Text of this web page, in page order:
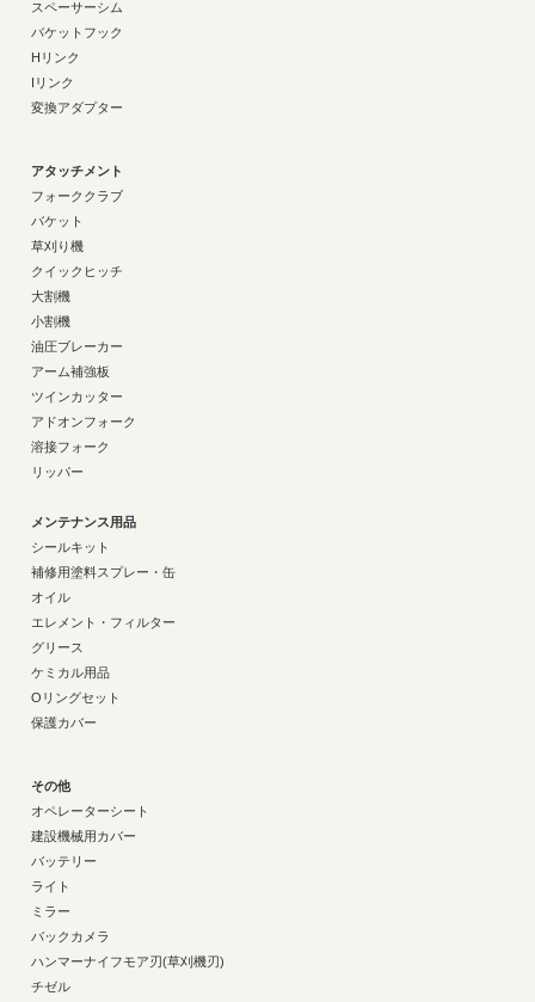
スペーサーシム
バケットフック
Hリンク
Iリンク
変換アダプター
アタッチメント
フォーククラブ
バケット
草刈り機
クイックヒッチ
大割機
小割機
油圧ブレーカー
アーム補強板
ツインカッター
アドオンフォーク
溶接フォーク
リッパー
メンテナンス用品
シールキット
補修用塗料スプレー・缶
オイル
エレメント・フィルター
グリース
ケミカル用品
Oリングセット
保護カバー
その他
オペレーターシート
建設機械用カバー
バッテリー
ライト
ミラー
バックカメラ
ハンマーナイフモア刃(草刈機刃)
チゼル